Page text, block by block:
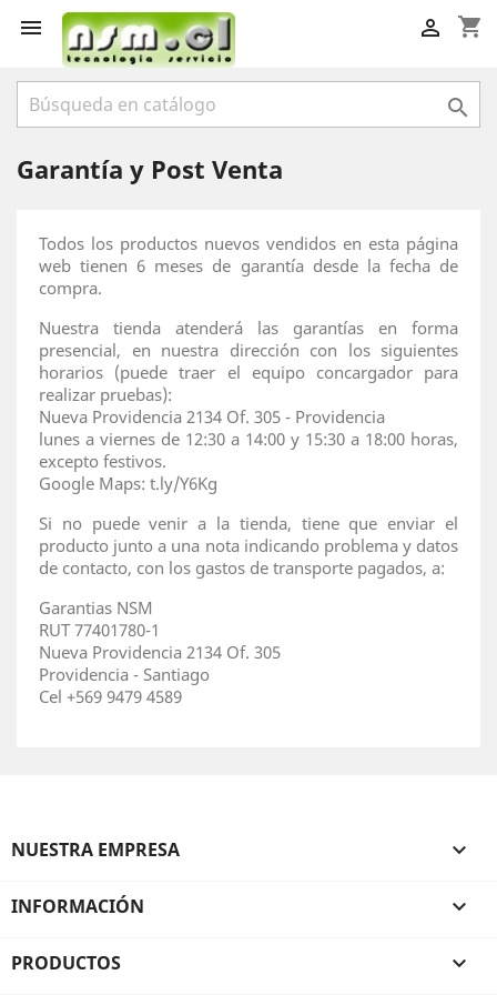
 shopping_cart


Garantía y Post Venta
Todos los productos nuevos vendidos en esta página
web tienen 6 meses de garantía desde la fecha de
compra.
Nuestra tienda atenderá las garantías en forma
presencial, en nuestra dirección con los siguientes
horarios (puede traer el equipo concargador para
realizar pruebas):
Nueva Providencia 2134 Of. 305 - Providencia
lunes a viernes de 12:30 a 14:00 y 15:30 a 18:00 horas,
excepto festivos.
Google Maps: t.ly/Y6Kg
Si no puede venir a la tienda, tiene que enviar el
producto junto a una nota indicando problema y datos
de contacto, con los gastos de transporte pagados, a:
Garantias NSM
RUT 77401780-1
Nueva Providencia 2134 Of. 305
Providencia - Santiago
Cel +569 9479 4589
NUESTRA EMPRESA 
INFORMACIÓN 
PRODUCTOS 